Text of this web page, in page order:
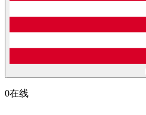
0在线